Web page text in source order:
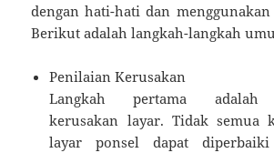
dengan hati-hati dan
Berikut adalah langkah-langkah
Penilaian Kerusakan
Langkah pertama adalah
kerusakan layar. Tidak semua
layar ponsel dapat diperbaiki